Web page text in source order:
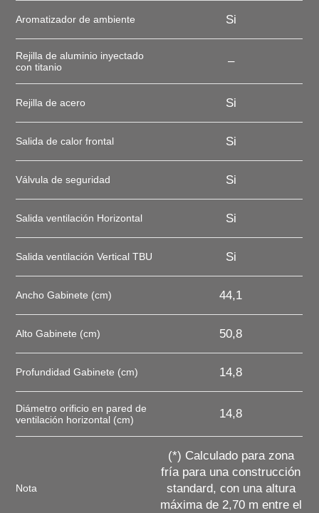
Aromatizador de ambiente Si
Rejilla de aluminio inyectado
con titanio
–
Rejilla de acero Si
Salida de calor frontal Si
Válvula de seguridad Si
Salida ventilación Horizontal Si
Salida ventilación Vertical TBU Si
Ancho Gabinete (cm) 44,1
Alto Gabinete (cm) 50,8
Profundidad Gabinete (cm) 14,8
Diámetro orificio en pared de
ventilación horizontal (cm)
14,8
Nota
(*) Calculado para zona
fría para una construcción
standard, con una altura
máxima de 2,70 m entre el